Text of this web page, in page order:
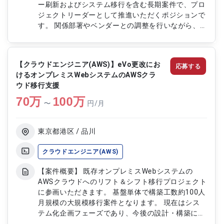
ー刷新およびシステム移行を含む長期案件で、プロ
ジェクトリーダーとして推進いただくポジションで
す。 関係部署やベンダーとの調整を行いながら、
システムの安定稼働と移行成功を支援する重要な役
ステム更改プロジェクトの推進および進捗管理をご
担当いただきます ・サーバー刷新およびシステム
移行計画の策定支援を実施いただきます ・関係部
署およびベンダーとの調整業務をご担当いただきま
す ・課題管理、リスク管理および各種報告対応を
プロジェクト全体の統括をご担当いただきます
【クラウドエンジニア(AWS)】eVo更改にお
けるオンプレミスWebシステムのAWSクラ
ウド移行支援
70万 〜 100万 円/月
東京都港区 / 品川
クラウドエンジニア(AWS)
【案件概要】 既存オンプレミスWebシステムの
AWSクラウドへのリフト＆シフト移行プロジェクト
に参画いただきます。 基盤単体で構築工数約100人
月規模の大規模移行案件となります。 現在はシス
テム化企画フェーズであり、今後の設計・構築に向
応募する